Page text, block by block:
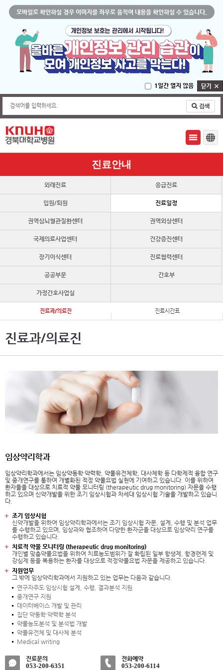
모바일로 확인하실 경우 이미지를 좌우로 움직여 내용을 확인하실 수 있습니다.
1일간 열지 않음
검색어를 입력하세요.
진료안내
외래진료 응급진료
입원/퇴원 진료일정
권역심뇌혈관질환센터 권역외상센터
국제의료사업센터 건강증진센터
장기이식센터 진료협력센터
공공부문 간호부
가정간호사업실
진료과/의료진 진료시간표
진료과/의료진
임상약리학과
임상약리학과에서는 임상약동학·약력학, 약물유전체학, 대사체학 등 다학제적 융합 연구
및 중개연구를 통하여 개별화된 적정 약물요법 실현에 기여하고 있습니다. 이를 위하여
환자들을 대상으로 치료적 약물 모니터링 (therapeutic drug monitoring) 자문을 수행
하고 있으며 신약개발을 위한 조기 임상시험과 차세대 임상시험 기술을 개발하고 있습니
다.
조기 임상시험
신약개발을 위하여 임상약리학과에서는 조기 임상시험 자문, 설계, 수행 및 분석 업무
를 수행하고 있으며, 임상과와 협조하여 다양한 환자군을 대상으로 임상약리 연구를
수행하고 있습니다.
치료적 약물 모니터링 (therapeutic drug monitoring)
개인별 맞춤약물요법을 위하여 치료농도범위가 잘 확립된 일부 항생제, 항경련제 및
강심제 등을 복용하는 환자를 대상으로 적정약물요법 자문을 제공하고 있습니다.
지원업무
그 밖에 임상약리학과에서 지원하고 있는 업무는 다음과 같습니다.
연구자주도 임상시험 설계, 수행, 결과분석 지원
중개연구 지원
데이터베이스 개발 및 관리
집단 약동학·약력학 분석
약물농도분석 및 분석법 개발
약물유전체 및 대사체 분석
Medical writing
진료문의
053-200-6351
전화예약
053-200-6114